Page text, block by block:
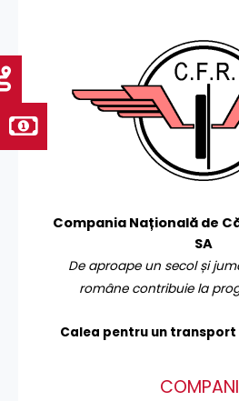
Compania Națională de
SA
De aproape un secol și
române contribuie la
Calea pentru un transport